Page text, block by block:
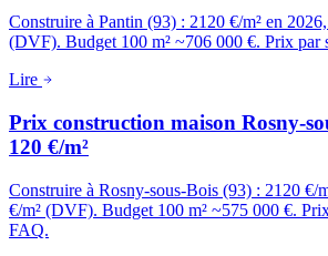
Construire à Pantin (93) : 2120 €/m² en
(DVF). Budget 100 m² ~706 000 €. Prix par
Lire
Prix construction maison Rosny-
120 €/m²
Construire à Rosny-sous-Bois (93) : 2120 €/
€/m² (DVF). Budget 100 m² ~575 000 €.
FAQ.